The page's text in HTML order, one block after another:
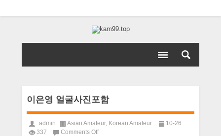
이은영 얼굴사진포함
admin Asian Amateur, Korean Amateur
10-26
337
Comments Offon